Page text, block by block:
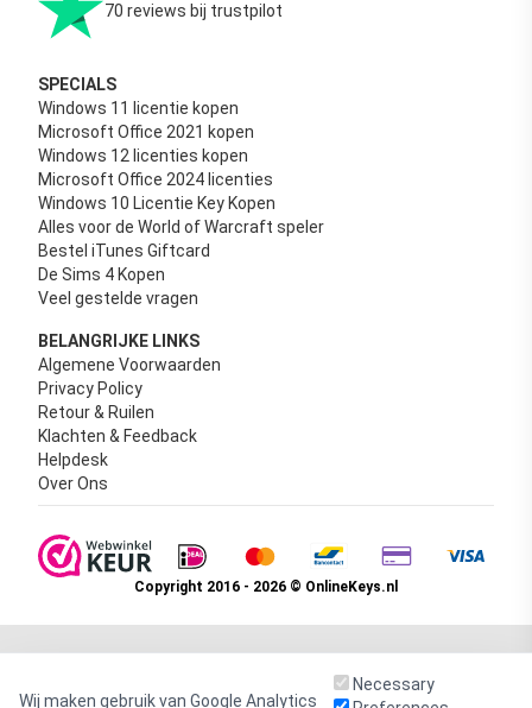
70 reviews bij trustpilot
SPECIALS
Windows 11 licentie kopen
Microsoft Office 2021 kopen
Windows 12 licenties kopen
Microsoft Office 2024 licenties
Windows 10 Licentie Key Kopen
Alles voor de World of Warcraft speler
Bestel iTunes Giftcard
De Sims 4 Kopen
Veel gestelde vragen
BELANGRIJKE LINKS
Algemene Voorwaarden
Privacy Policy
Retour & Ruilen
Klachten & Feedback
Helpdesk
Over Ons
Copyright 2016 - 2026 © OnlineKeys.nl
Wij maken gebruik van Google Analytics
Necessary